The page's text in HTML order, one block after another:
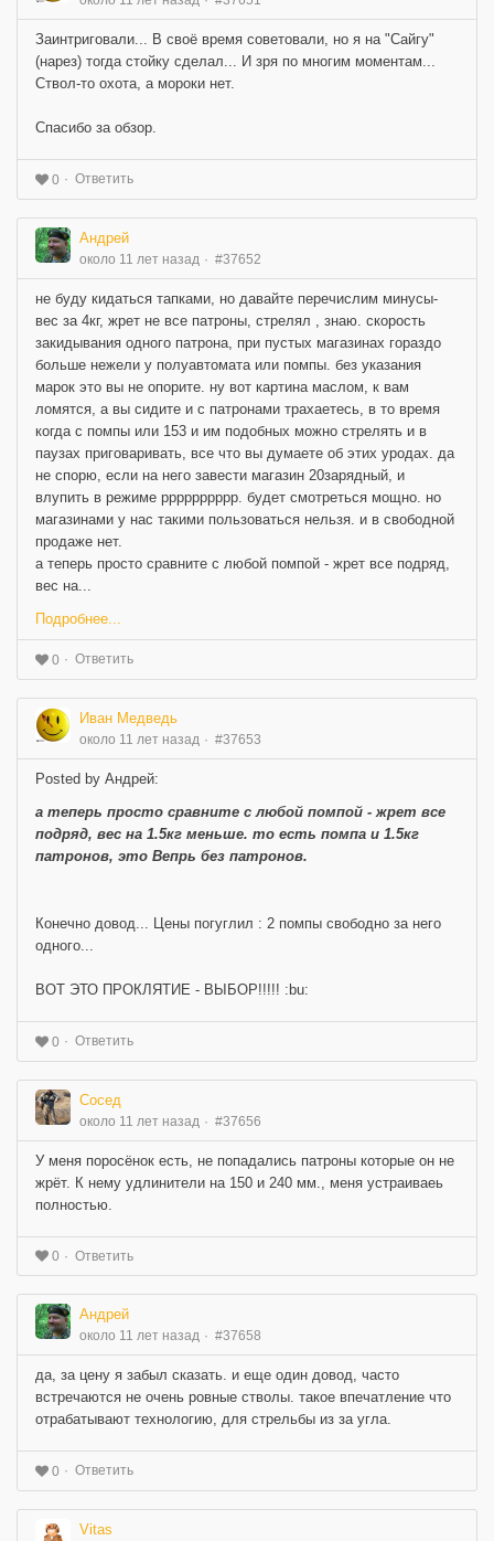
Заинтриговали... В своё время советовали, но я на "Сайгу"
(нарез) тогда стойку сделал... И зря по многим моментам...
Ствол-то охота, а мороки нет.
Спасибо за обзор.
0 Ответить
Андрей
около 11 лет назад #37652
не буду кидаться тапками, но давайте перечислим минусы-
вес за 4кг, жрет не все патроны, стрелял , знаю. скорость
закидывания одного патрона, при пустых магазинах гораздо
больше нежели у полуавтомата или помпы. без указания
марок это вы не опорите. ну вот картина маслом, к вам
ломятся, а вы сидите и с патронами трахаетесь, в то время
когда с помпы или 153 и им подобных можно стрелять и в
паузах приговаривать, все что вы думаете об этих уродах. да
не спорю, если на него завести магазин 20зарядный, и
влупить в режиме рррррррррр. будет смотреться мощно. но
магазинами у нас такими пользоваться нельзя. и в свободной
продаже нет.
а теперь просто сравните с любой помпой - жрет все подряд,
вес на...
Подробнее...
0 Ответить
Иван Медведь
около 11 лет назад #37653
Posted by Андрей:
а теперь просто сравните с любой помпой - жрет все
подряд, вес на 1.5кг меньше. то есть помпа и 1.5кг
патронов, это Вепрь без патронов.
Конечно довод... Цены погуглил : 2 помпы свободно за него
одного...
ВОТ ЭТО ПРОКЛЯТИЕ - ВЫБОР!!!!! :bu:
0 Ответить
Сосед
около 11 лет назад #37656
У меня поросёнок есть, не попадались патроны которые он не
жрёт. К нему удлинители на 150 и 240 мм., меня устраиваеь
полностью.
0 Ответить
Андрей
около 11 лет назад #37658
да, за цену я забыл сказать. и еще один довод, часто
встречаются не очень ровные стволы. такое впечатление что
отрабатывают технологию, для стрельбы из за угла.
0 Ответить
Vitas